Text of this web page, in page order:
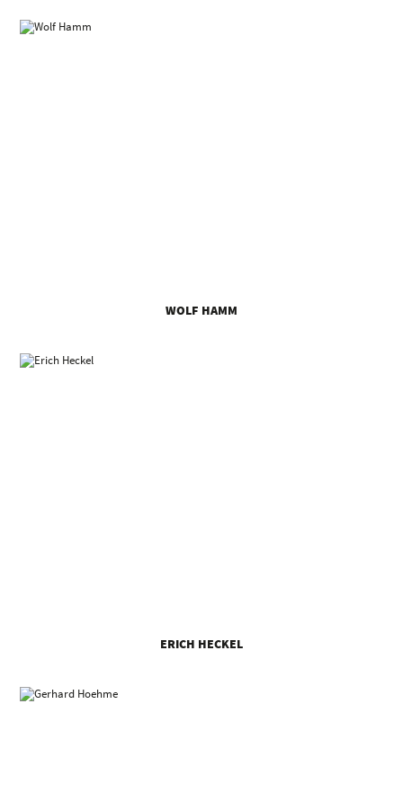
WOLF HAMM
ERICH HECKEL